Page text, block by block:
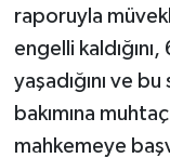
raporuyla
engelli
yaşadığını ve
bakımına
mahkemeye